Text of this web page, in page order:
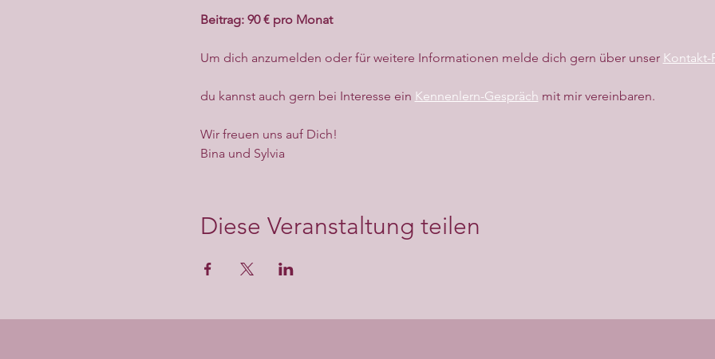
Beitrag: 90 € pro Monat
Um dich anzumelden oder für weitere Informationen melde dich gern über unser Kontakt-
du kannst auch gern bei Interesse ein Kennenlern-Gespräch mit mir vereinbaren.
Wir freuen uns auf Dich!
Bina und Sylvia
Diese Veranstaltung teilen